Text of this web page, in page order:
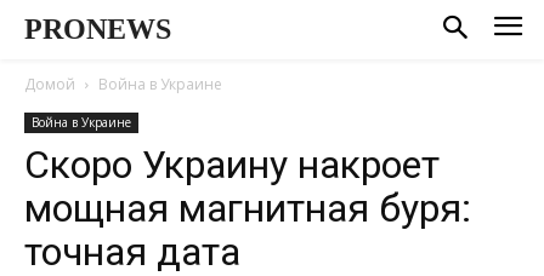
PRONEWS
Домой Война в Украине
Война в Украине
Скоро Украину накроет
мощная магнитная буря:
точная дата